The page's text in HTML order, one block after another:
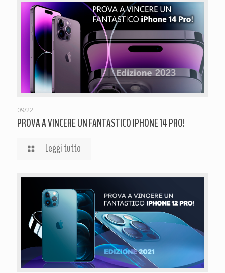
09/22
PROVA A VINCERE UN FANTASTICO IPHONE 14 PRO!
Leggi tutto